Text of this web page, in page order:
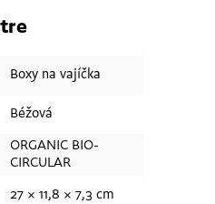
Boxy na vajíčka
Béžová
ORGANIC BIO-
CIRCULAR
27 × 11,8 × 7,3 cm